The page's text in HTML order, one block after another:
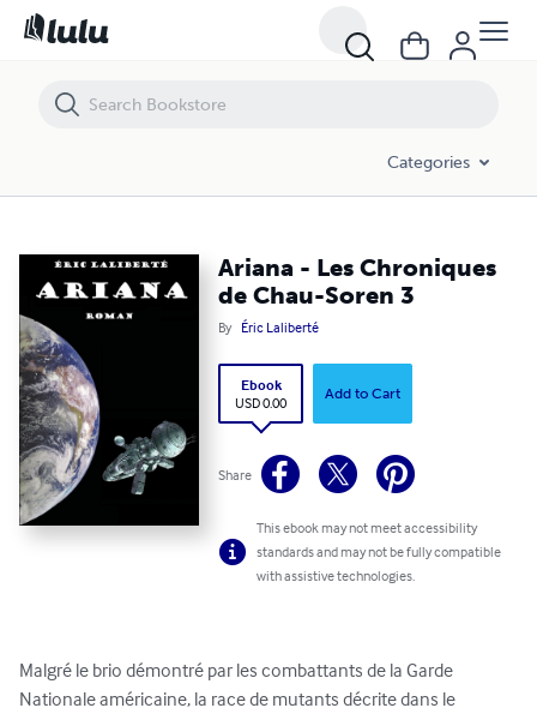
Categories
Ariana - Les Chroniques
de Chau-Soren 3
By Éric Laliberté
Ebook
USD 0.00
Add to Cart
Share
This ebook may not meet accessibility
standards and may not be fully compatible
with assistive technologies.
Malgré le brio démontré par les combattants de la Garde
Nationale américaine, la race de mutants décrite dans le
Ariana - Les Chroniques de Chau-Soren 3